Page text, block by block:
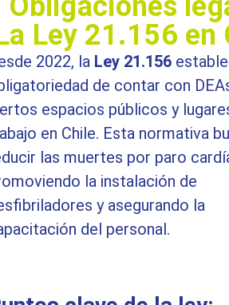
Obligaciones
Ley 21.156 en
2022, la Ley 21.156
de contar con
espacios públicos y
en Chile. Esta normativa
las muertes por paro
la instalación de
y asegurando la
del personal.